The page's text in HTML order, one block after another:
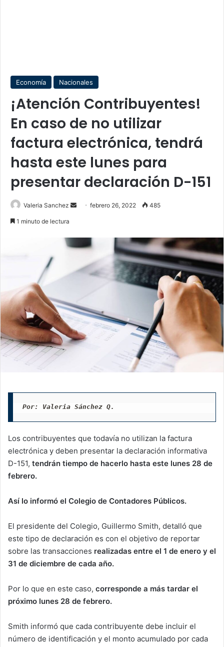
Economía Nacionales
¡Atención Contribuyentes!
En caso de no utilizar
factura electrónica, tendrá
hasta este lunes para
presentar declaración D-151
Valeria Sanchez
Sendfebrero 26, 2022 485
1 minuto de lectura
Por: Valeria Sánchez Q.
Los contribuyentes que todavía no utilizan la factura
electrónica y deben presentar la declaración informativa
D-151, tendrán tiempo de hacerlo hasta este lunes 28 de
febrero.
Así lo informó el Colegio de Contadores Públicos.
El presidente del Colegio, Guillermo Smith, detalló que
este tipo de declaración es con el objetivo de reportar
sobre las transacciones realizadas entre el 1 de enero y el
31 de diciembre de cada año.
Por lo que en este caso, corresponde a más tardar el
próximo lunes 28 de febrero.
Smith informó que cada contribuyente debe incluir el
número de identificación y el monto acumulado por cada